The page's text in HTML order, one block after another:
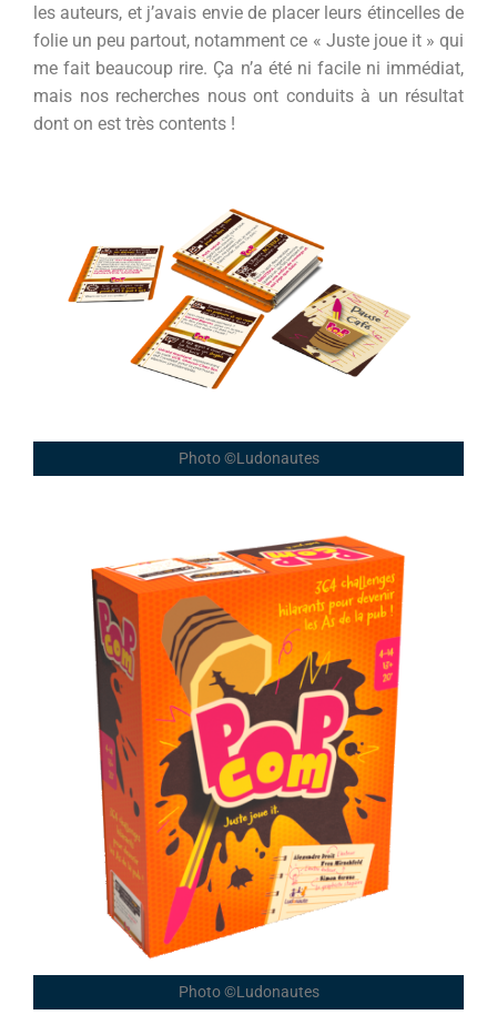
les auteurs, et j’avais envie de placer leurs étincelles de
folie un peu partout, notamment ce « Juste joue it » qui
me fait beaucoup rire. Ça n’a été ni facile ni immédiat,
mais nos recherches nous ont conduits à un résultat
dont on est très contents !
Photo ©Ludonautes
Photo ©Ludonautes